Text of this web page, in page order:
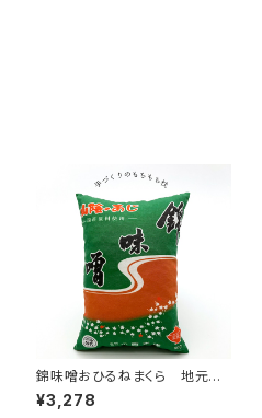
錦味噌おひるねまくら 地元寝
具店の手づくりもちもち枕
¥3,278